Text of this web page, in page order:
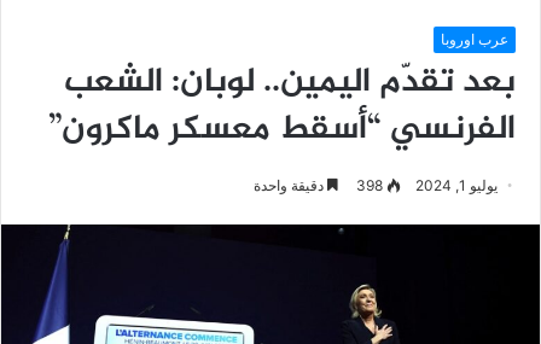
عرب اوروبا
بعد تقدّم اليمين.. لوبان: الشعب
الفرنسي “أسقط معسكر ماكرون”
يوليو 1, 2024 398 دقيقة واحدة